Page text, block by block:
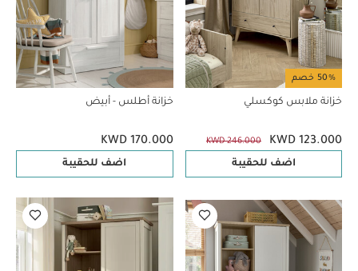
50% خصم
خزانة ملابس كوكسلي
KWD 123.000
KWD 246.000
اضف للحقيبة
خزانة أطلس - أبيض
KWD 170.000
اضف للحقيبة